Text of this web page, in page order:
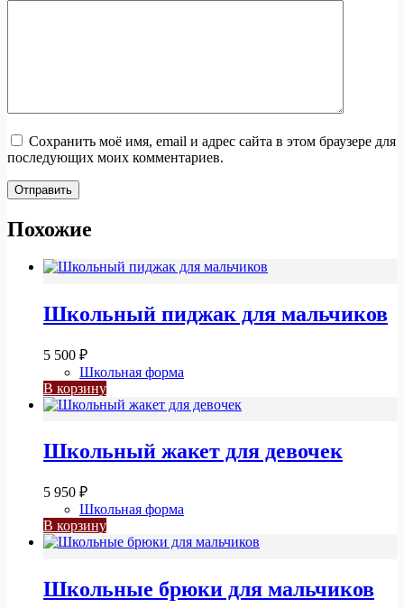
Сохранить моё имя, email и адрес сайта в этом браузере для
последующих моих комментариев.
Отправить
Похожие
Школьный пиджак для мальчиков
5 500 ₽
Школьная форма
В корзину
Школьный жакет для девочек
5 950 ₽
Школьная форма
В корзину
Школьные брюки для мальчиков